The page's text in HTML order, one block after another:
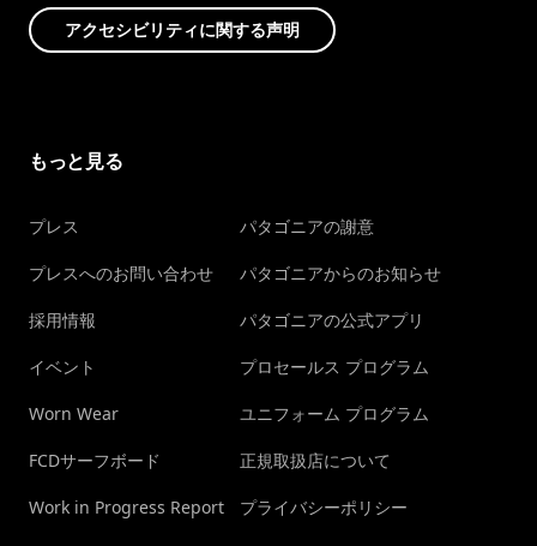
アクセシビリティに関する声明
もっと見る
プレス
プレスへのお問い合わせ
採用情報
イベント
Worn Wear
FCDサーフボード
Work in Progress Report
パタゴニアの謝意
パタゴニアからのお知らせ
パタゴニアの公式アプリ
プロセールス プログラム
ユニフォーム プログラム
正規取扱店について
プライバシーポリシー